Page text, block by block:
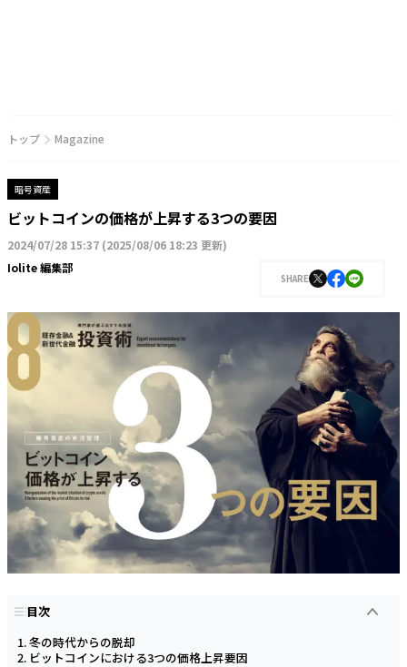
トップ Magazine
暗号資産
ビットコインの価格が上昇する3つの要因
2024/07/28 15:37 (2025/08/06 18:23 更新)
Iolite 編集部
SHARE
目次
冬の時代からの脱却
ビットコインにおける3つの価格上昇要因